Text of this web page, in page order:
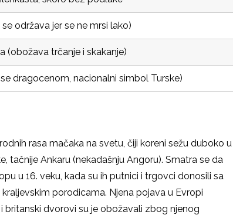
održava jer se ne mrsi lako)
(obožava trčanje i skakanje)
dragocenom, nacionalni simbol Turske)
rasa mačaka na svetu, čiji koreni sežu duboko u
tačnije Ankaru (nekadašnju Angoru). Smatra se da
u 16. veku, kada su ih putnici i trgovci donosili sa
porodicama. Njena pojava u Evropi
britanski dvorovi su je obožavali zbog njenog